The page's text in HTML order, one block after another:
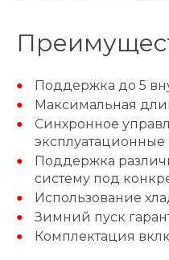
Поддержка до 5
Максимальная
Синхронное
эксплуатационные
Поддержка
систему под
Использование
Зимний пуск
Комплектация